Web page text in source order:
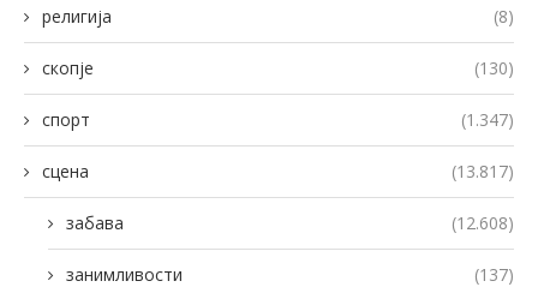
религија (8)
скопје (130)
спорт (1.347)
сцена (13.817)
забава (12.608)
занимливости (137)